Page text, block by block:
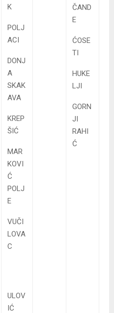
K
POLJ
ACI
DONJ
A
SKAK
AVA
KREP
ŠIĆ
MAR
KOVI
Ć
POLJ
E
VUČI
LOVA
C
ULOV
IĆ
ČAND
E
ĆOSE
TI
HUKE
LJI
GORN
JI
RAHI
Ć